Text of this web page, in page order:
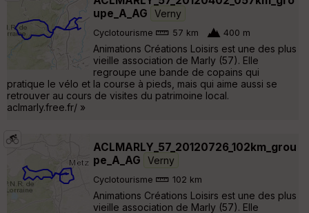
upe_A_AG
Verny
Cyclotourisme 57 km 400 m
Animations Créations Loisirs est une des plus
vieille association de Marly (57). Elle
regroupe une bande de copains qui
pratique le vélo et la course à pieds, mais qui aime aussi se
retrouver au cours de visites du patrimoine local.
aclmarly.free.fr/ »
ACLMARLY_57_20120726_102km_grou
pe_A_AG
Verny
Cyclotourisme 102 km
Animations Créations Loisirs est une des plus
vieille association de Marly (57). Elle